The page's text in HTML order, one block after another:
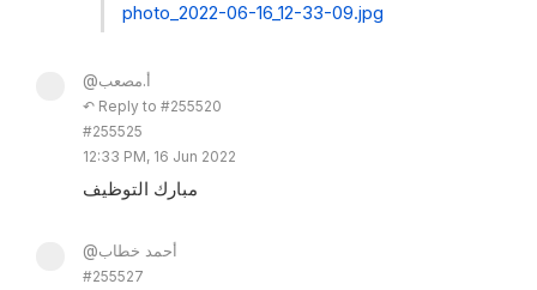
photo_2022-06-16_12-33-09.jpg
@أ.مصعب
↶ Reply to #255520
#255525
12:33 PM, 16 Jun 2022
مبارك التوظيف
@أحمد خطاب
#255527